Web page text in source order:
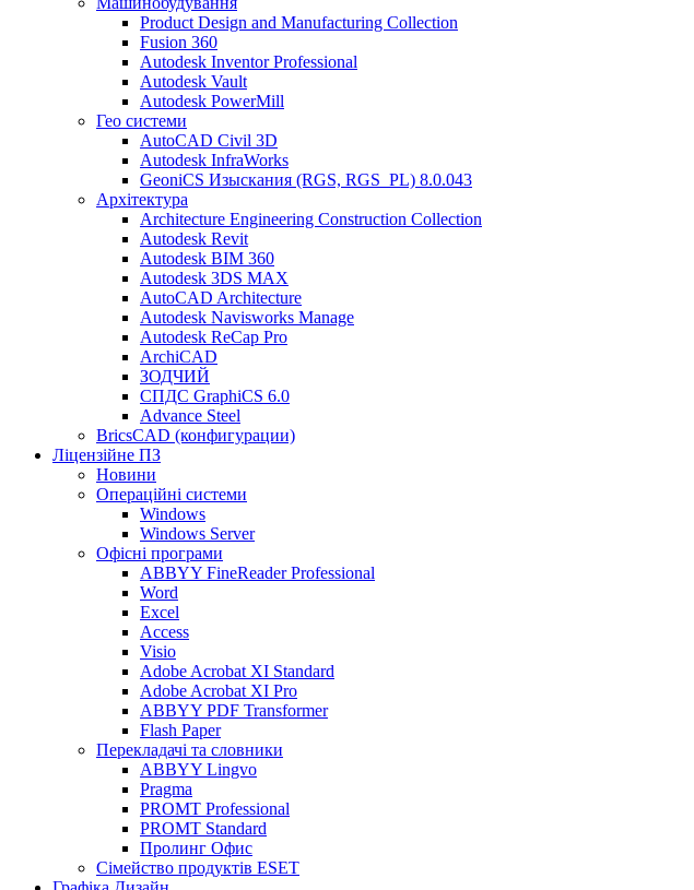
Product Design and Manufacturing Collection
Fusion 360
Autodesk Inventor Professional
Autodesk Vault
Autodesk PowerMill
Гео системи
AutoCAD Civil 3D
Autodesk InfraWorks
GeoniCS Изыскания (RGS, RGS_PL) 8.0.043
Архітектура
Architecture Engineering Construction Collection
Autodesk Revit
Autodesk BIM 360
Autodesk 3DS MAX
AutoCAD Architecture
Autodesk Navisworks Manage
Autodesk ReCap Pro
ArchiCAD
ЗОДЧИЙ
СПДС GraphiCS 6.0
Advance Steel
BricsCAD (конфигурации)
Ліцензійне ПЗ
Новини
Операційні системи
Windows
Windows Server
Офісні програми
ABBYY FineReader Professional
Word
Excel
Access
Visio
Adobe Acrobat XI Standard
Adobe Acrobat XI Pro
ABBYY PDF Transformer
Flash Paper
Перекладачі та словники
ABBYY Lingvo
Pragma
PROMT Professional
PROMT Standard
Пролинг Офис
Сімейство продуктів ESET